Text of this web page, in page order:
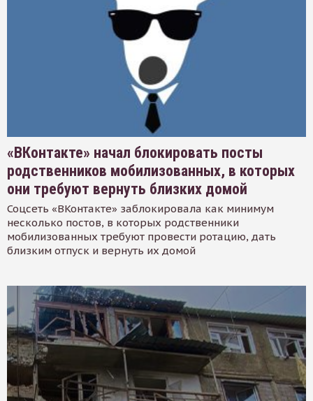
«ВКонтакте» начал блокировать посты
родственников мобилизованных, в которых
они требуют вернуть близких домой
Соцсеть «ВКонтакте» заблокировала как минимум
несколько постов, в которых родственники
мобилизованных требуют провести ротацию, дать
близким отпуск и вернуть их домой